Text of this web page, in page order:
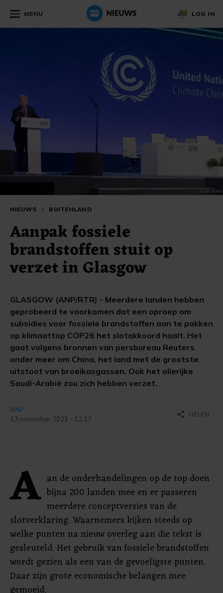
MENU LOG IN
NIEUWS / BUITENLAND
Aanpak fossiele
brandstoffen stuit op
verzet in Glasgow
GLASGOW (ANP/RTR) - Meerdere landen hebben
geprobeerd te voorkomen dat een oproep om
subsidies voor fossiele brandstoffen aan te pakken
op klimaattop COP26 het slotakkoord haalt. Het
gaat volgens bronnen van persbureau Reuters
onder meer om China, het land met de grootste
uitstoot van broeikasgassen. Ook het olierijke
Saudi-Arabië zou zich hebben verzet.
ANP
13 november 2021 - 12:17
share DELEN
A an de onderhandelingen op de top doen
bijna 200 landen mee en er passeren
meerdere conceptversies van de
slotverklaring. Waarnemers kijken steeds op
welke punten na nieuw overleg aan die tekst is
gesleuteld. Het gebruik van fossiele brandstoffen
wordt gezien als een van de gevoeligste punten.
Daar zijn grote economische belangen mee